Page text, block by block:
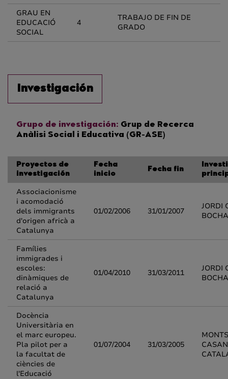
GRAU EN
EDUCACIÓ
SOCIAL
4
TRABAJO DE FIN DE
GRADO
Investigación
Grupo de investigación: Grup de Recerca
Anàlisi Social i Educativa (GR-ASE)
Proyectos de
investigación
Fecha
inicio
Fecha fin
Associacionisme
i acomodació
dels immigrants
d'origen africà a
Catalunya
01/02/2006 31/01/2007
JORDI
Famílies
immigrades i
escoles:
dinàmiques de
relació a
Catalunya
01/04/2010 31/03/2011
JORDI
Docència
Universitària en
el marc europeu.
Pla pilot per a
la facultat de
ciències de
l'Educació
01/07/2004 31/03/2005